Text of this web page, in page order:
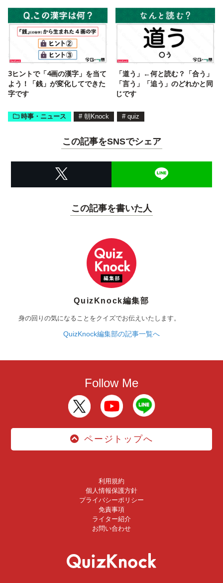
3ヒントで「4画の漢字」を当て
よう！「銭」が変化してできた
字です
「道う」←何と読む？「合う」
「言う」「追う」のどれかと同
じです
時事・ニュース # 朝Knock # quiz
この記事をSNSでシェア
この記事を書いた人
QuizKnock編集部
身の回りの気になることをクイズでお伝えいたします。
QuizKnock編集部の記事一覧へ
Follow Me
ページトップへ
利用規約
個人情報保護方針
プライバシーポリシー
免責事項
ライター紹介
お問い合わせ